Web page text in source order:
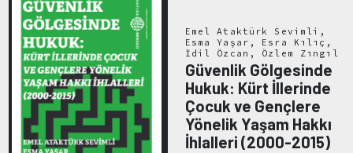
Emel Ataktürk Sevimli,
Esma Yaşar, Esra Kılıç,
İdil Özcan, Özlem Zıngıl
Güvenlik Gölgesinde
Hukuk: Kürt İllerinde
Çocuk ve Gençlere
Yönelik Yaşam Hakkı
İhlalleri (2000-2015)